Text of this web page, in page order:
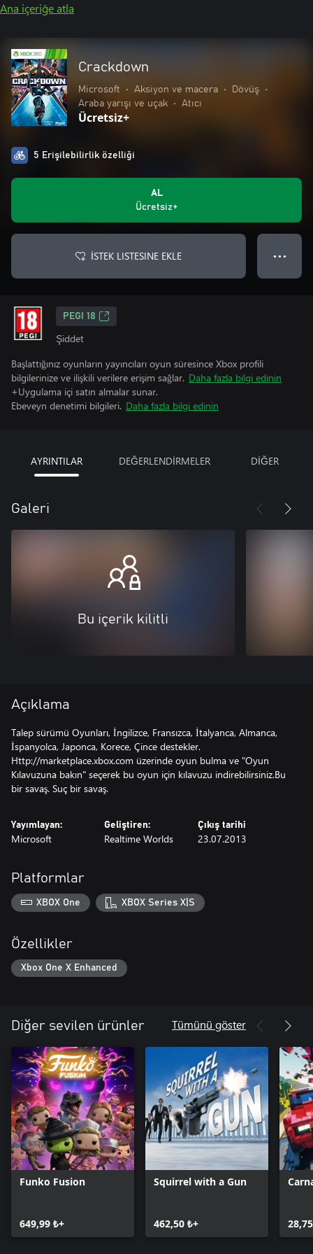
Ana içeriğe atla
Crackdown
Microsoft • Aksiyon ve macera • Dövüş
•
Araba yarışı ve uçak
• Atıcı
Ücretsiz+
5 Erişilebilirlik özelliği
AL
Ücretsiz+
İSTEK LISTESINE EKLE ● ● ●
PEGI 18
Şiddet
Başlattığınız oyunların yayıncıları oyun süresince Xbox profili
bilgilerinize ve ilişkili verilere erişim sağlar. Daha fazla bilgi edinin
+Uygulama içi satın almalar sunar.
Ebeveyn denetimi bilgileri. Daha fazla bilgi edinin
AYRINTILAR DEĞERLENDİRMELER DİĞER
Galeri
Bu içerik kilitli
Açıklama
Talep sürümü Oyunları, İngilizce, Fransızca, İtalyanca, Almanca,
İspanyolca, Japonca, Korece, Çince destekler.
Http://marketplace.xbox.com üzerinde oyun bulma ve "Oyun
Kılavuzuna bakın" seçerek bu oyun için kılavuzu indirebilirsiniz.Bu
bir savaş. Suç bir savaş.
Yayımlayan:
Microsoft
Geliştiren:
Realtime Worlds
Çıkış tarihi
23.07.2013
Platformlar
XBOX One XBOX Series X|S
Özellikler
Xbox One X Enhanced
Diğer sevilen ürünler Tümünü göster
Funko Fusion
649,99 ₺+
Squirrel with a Gun
462,50 ₺+